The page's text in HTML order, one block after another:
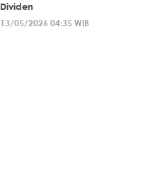
Dividen
13/05/2026 04:35 WIB